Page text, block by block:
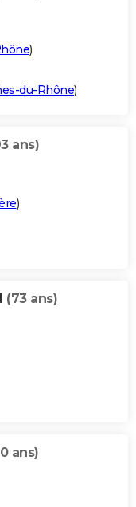
)
du-Rhône)
ans)
)
(73 ans)
ans)